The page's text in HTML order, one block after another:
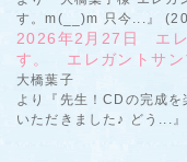
す。m(__)m 只今...』
2026年2月27日 エレ
す。 エレガントサン
大橋葉子
より『先生！CDの完成
いただきました♪ どう...